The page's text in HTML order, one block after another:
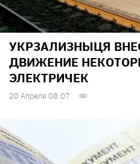
УКРЗАЛИЗНЫЦЯ
ДВИЖЕНИЕ
ЭЛЕКТРИЧЕК
20 Апреля 08:07